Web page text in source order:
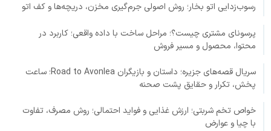
رسوب‌زدایی اتو بخار؛ روش اصولی جرم‌گیری مخزن، دریچه‌ها و کف اتو
پرسونای مشتری چیست؟؛ مراحل ساخت با داده واقعی؛ کاربرد در
محتوا، محصول و مسیر فروش
سریال قصه‌های جزیره؛ داستان و بازیگران Road to Avonlea؛ ساعت
پخش، تکرار و حقایق پشت صحنه
خواص تخم شربتی؛ ارزش غذایی و فواید احتمالی؛ روش مصرف، تفاوت
با چیا و عوارض